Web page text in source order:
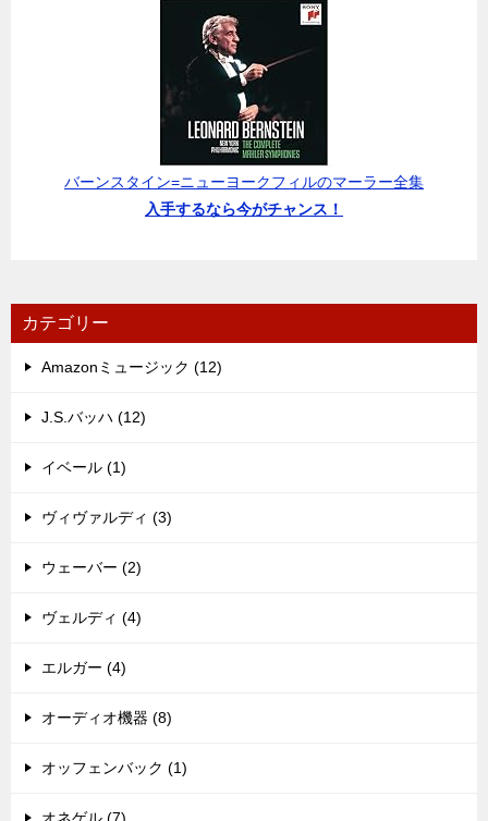
バーンスタイン=ニューヨークフィルのマーラー全集
入手するなら今がチャンス！
カテゴリー
Amazonミュージック (12)
J.S.バッハ (12)
イベール (1)
ヴィヴァルディ (3)
ウェーバー (2)
ヴェルディ (4)
エルガー (4)
オーディオ機器 (8)
オッフェンバック (1)